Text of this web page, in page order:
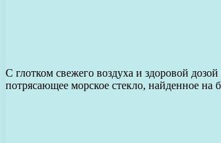
С глотком свежего воздуха и здоровой
потрясающее морское стекло, найденное